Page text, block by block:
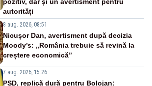
autorități
8 aug. 2026, 08:51
Nicușor Dan, avertisment după decizia
Moody’s: „România trebuie să revină la
creștere economică”
7 aug. 2026, 15:26
PSD, replică dură pentru Bolojan: